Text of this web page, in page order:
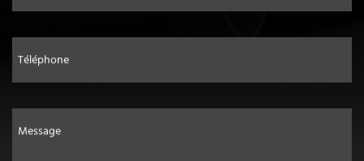
Téléphone
Message